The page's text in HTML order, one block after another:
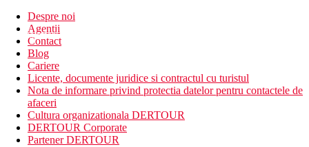
newsletter!
Despre noi
Agentii
Contact
Blog
Cariere
Licente, documente juridice si contractul cu turistul
Nota de informare privind protectia datelor pentru contactele de
afaceri
Cultura organizationala DERTOUR
DERTOUR Corporate
Partener DERTOUR